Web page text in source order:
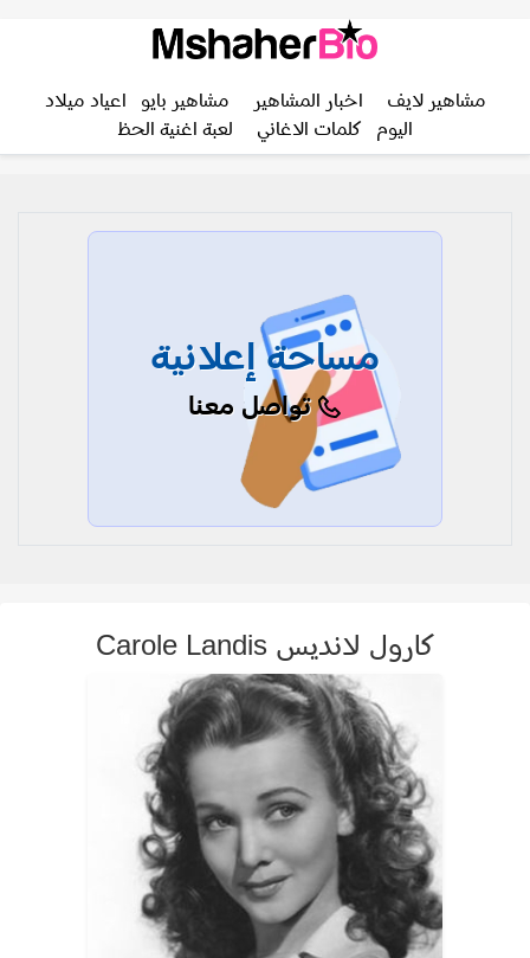
مشاهير لايف اخبار المشاهير مشاهير بايو
اعياد ميلاد
اليوم
كلمات الاغاني لعبة اغنية الحظ
مساحة إعلانية
تواصل معنا
كارول لانديس Carole Landis